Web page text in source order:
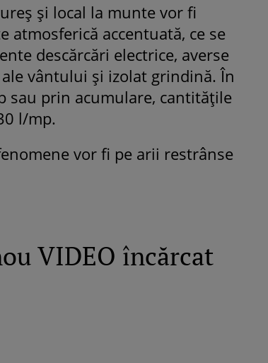
și local la munte vor fi
atmosferică accentuată, ce se
descărcări electrice, averse
vântului și izolat grindină. În
sau prin acumulare, cantitățile
l/mp.
vor fi pe arii restrânse
VIDEO încărcat